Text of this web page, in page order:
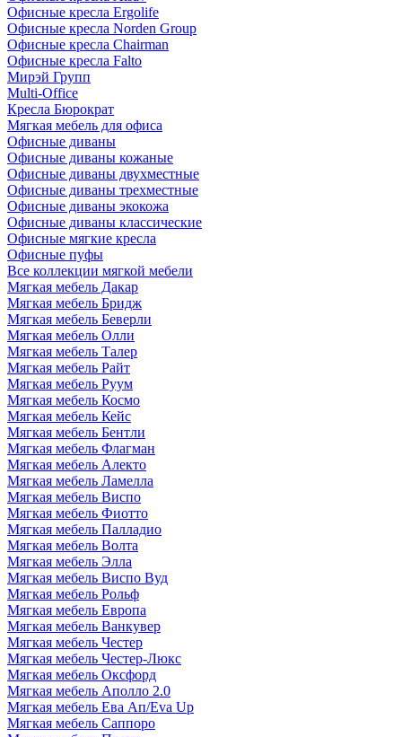
Офисные кресла Ergolife
Офисные кресла Norden Group
Офисные кресла Chairman
Офисные кресла Falto
Мирэй Групп
Multi-Office
Кресла Бюрократ
Мягкая мебель для офиса
Офисные диваны
Офисные диваны кожаные
Офисные диваны двухместные
Офисные диваны трехместные
Офисные диваны экокожа
Офисные диваны классические
Офисные мягкие кресла
Офисные пуфы
Все коллекции мягкой мебели
Мягкая мебель Дакар
Мягкая мебель Бридж
Мягкая мебель Беверли
Мягкая мебель Олли
Мягкая мебель Талер
Мягкая мебель Райт
Мягкая мебель Руум
Мягкая мебель Космо
Мягкая мебель Кейс
Мягкая мебель Бентли
Мягкая мебель Флагман
Мягкая мебель Алекто
Мягкая мебель Ламелла
Мягкая мебель Виспо
Мягкая мебель Фиотто
Мягкая мебель Палладио
Мягкая мебель Волта
Мягкая мебель Элла
Мягкая мебель Виспо Вуд
Мягкая мебель Рольф
Мягкая мебель Европа
Мягкая мебель Ванкувер
Мягкая мебель Честер
Мягкая мебель Честер-Люкс
Мягкая мебель Оксфорд
Мягкая мебель Аполло 2.0
Мягкая мебель Ева Ап/Eva Up
Мягкая мебель Саппоро